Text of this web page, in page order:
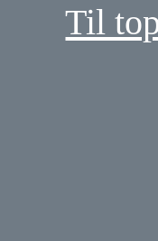
Til